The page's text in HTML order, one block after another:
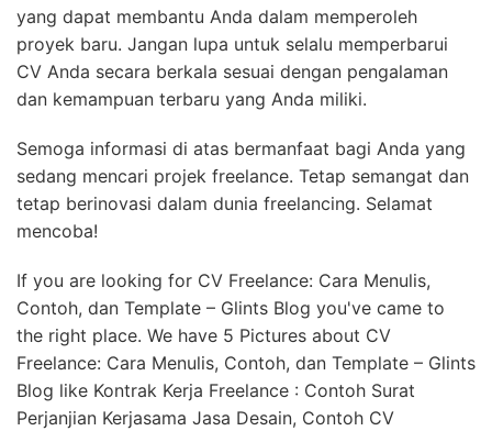
yang dapat membantu Anda dalam memperoleh
proyek baru. Jangan lupa untuk selalu memperbarui
CV Anda secara berkala sesuai dengan pengalaman
dan kemampuan terbaru yang Anda miliki.
Semoga informasi di atas bermanfaat bagi Anda yang
sedang mencari projek freelance. Tetap semangat dan
tetap berinovasi dalam dunia freelancing. Selamat
mencoba!
If you are looking for CV Freelance: Cara Menulis,
Contoh, dan Template – Glints Blog you've came to
the right place. We have 5 Pictures about CV
Freelance: Cara Menulis, Contoh, dan Template – Glints
Blog like Kontrak Kerja Freelance : Contoh Surat
Perjanjian Kerjasama Jasa Desain, Contoh CV